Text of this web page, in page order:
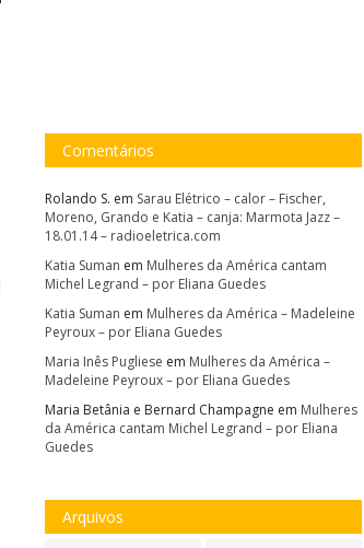
Comentários
Rolando S. em Sarau Elétrico – calor – Fischer,
Moreno, Grando e Katia – canja: Marmota Jazz –
18.01.14 – radioeletrica.com
Katia Suman em Mulheres da América cantam
Michel Legrand – por Eliana Guedes
Katia Suman em Mulheres da América – Madeleine
Peyroux – por Eliana Guedes
Maria Inês Pugliese em Mulheres da América –
Madeleine Peyroux – por Eliana Guedes
Maria Betânia e Bernard Champagne em Mulheres
da América cantam Michel Legrand – por Eliana
Guedes
Arquivos